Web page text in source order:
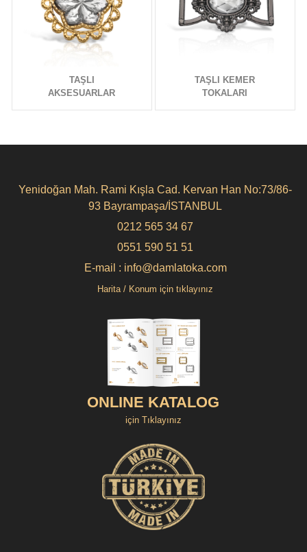
TAŞLI
AKSESUARLAR
TAŞLI KEMER
TOKALARI
Yenidoğan Mah. Rami Kışla Cad. Kervan Han No:73/86-
93 Bayrampaşa/İSTANBUL
0212 565 34 67
0551 590 51 51
E-mail : info@damlatoka.com
Harita / Konum için tıklayınız
ONLINE KATALOG
için Tıklayınız